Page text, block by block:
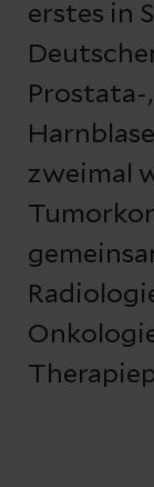
erstes in
Prostata-
zweimal